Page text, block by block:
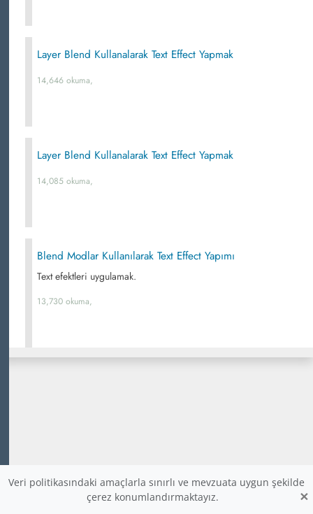
Layer Blend Kullanalarak Text Effect Yapmak
14,646 okuma,
Layer Blend Kullanalarak Text Effect Yapmak
14,085 okuma,
Blend Modlar Kullanılarak Text Effect Yapımı
Text efektleri uygulamak.
13,730 okuma,
Veri politikasındaki amaçlarla sınırlı ve mevzuata uygun şekilde
çerez konumlandırmaktayız.
×